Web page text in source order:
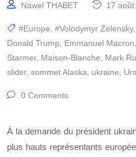
Nawel THABET 17 août
#Europe #Volodymyr Zelensky,
Donald Trump
Emmanuel Macron
Starmer, Maison-Blanche Mark
slider, sommet Alaska ukraine
0 Comments
À la demande du président
plus hauts représentants